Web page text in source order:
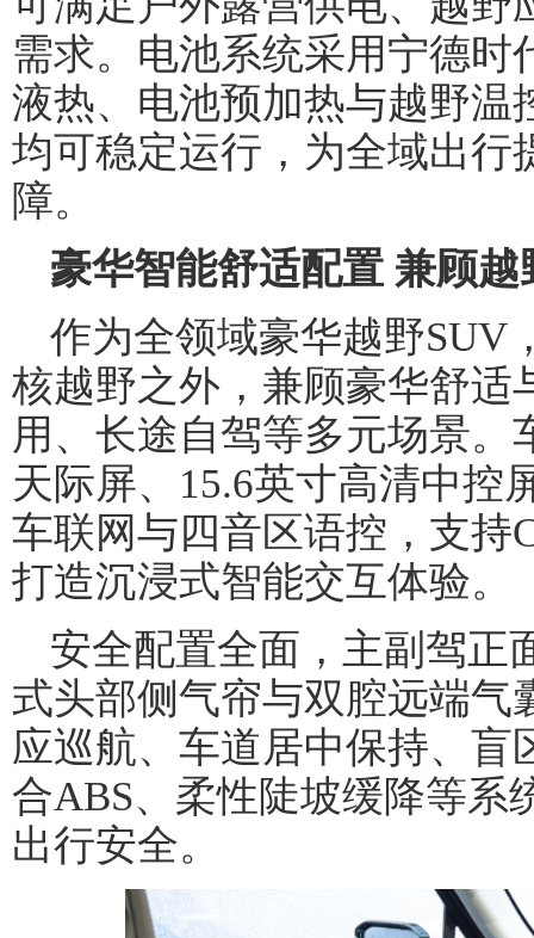
需求。电池系统采用宁德
液热、电池预加热与越野温
均可稳定运行，为全域出行
障。
豪华智能舒适配置 兼顾
作为全领域豪华越野SUV
核越野之外，兼顾豪华舒适
用、长途自驾等多元场景。
天际屏、15.6英寸高清中控
车联网与四音区语控，支持
打造沉浸式智能交互体验。
安全配置全面，主副驾正
式头部侧气帘与双腔远端气
应巡航、车道居中保持、
合ABS、柔性陡坡缓降等系
出行安全。